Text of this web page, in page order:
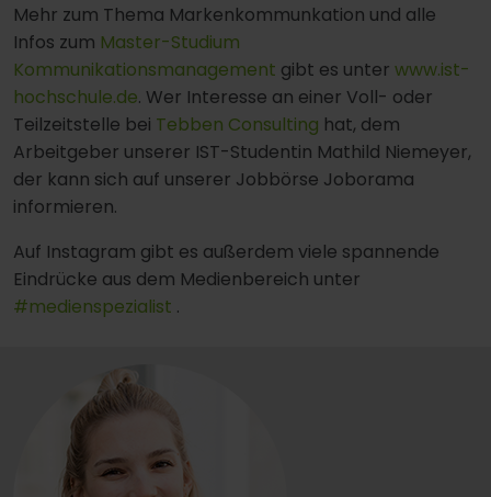
Mehr zum Thema Markenkommunkation und alle
Infos zum Master-Studium
Kommunikationsmanagement gibt es unter www.ist-
hochschule.de. Wer Interesse an einer Voll- oder
Teilzeitstelle bei Tebben Consulting hat, dem
Arbeitgeber unserer IST-Studentin Mathild Niemeyer,
der kann sich auf unserer Jobbörse Joborama
informieren.
Auf Instagram gibt es außerdem viele spannende
Eindrücke aus dem Medienbereich unter
#medienspezialist .